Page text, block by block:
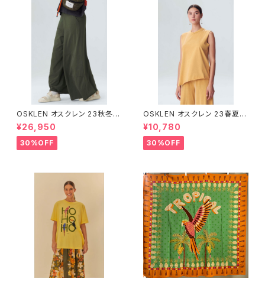
OSKLEN オスクレン 23秋冬
ボトムス 1045-69665
¥26,950
30%OFF
OSKLEN オスクレン 23春夏 ト
ップス 1027-67292
¥10,780
30%OFF